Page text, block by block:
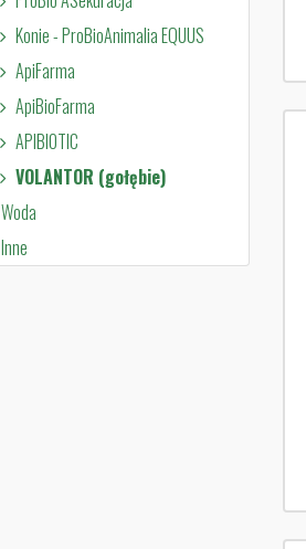
Konie - ProBioAnimalia EQUUS
ApiFarma
ApiBioFarma
APIBIOTIC
VOLANTOR (gołębie)
Woda
Inne